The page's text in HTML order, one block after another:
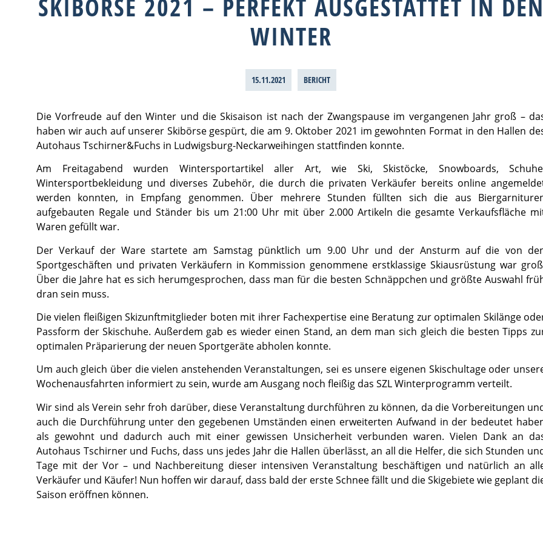
SKIBÖRSE 2021 – PERFEKT AUSGESTATTET IN DEN
WINTER
15.11.2021 BERICHT
Die Vorfreude auf den Winter und die Skisaison ist nach der Zwangspause im vergangenen Jahr groß –
haben wir auch auf unserer Skibörse gespürt, die am 9. Oktober 2021 im gewohnten Format in den Hallen
Autohaus Tschirner&Fuchs in Ludwigsburg-Neckarweihingen stattfinden konnte.
Am Freitagabend wurden Wintersportartikel aller Art, wie Ski, Skistöcke, Snowboards,
Wintersportbekleidung und diverses Zubehör, die durch die privaten Verkäufer bereits online
werden konnten, in Empfang genommen. Über mehrere Stunden füllten sich die aus
aufgebauten Regale und Ständer bis um 21:00 Uhr mit über 2.000 Artikeln die gesamte Verkaufsfläche
Waren gefüllt war.
Der Verkauf der Ware startete am Samstag pünktlich um 9.00 Uhr und der Ansturm auf die von
Sportgeschäften und privaten Verkäufern in Kommission genommene erstklassige Skiausrüstung war
Über die Jahre hat es sich herumgesprochen, dass man für die besten Schnäppchen und größte Auswahl
dran sein muss.
Die vielen fleißigen Skizunftmitglieder boten mit ihrer Fachexpertise eine Beratung zur optimalen Skilänge
Passform der Skischuhe. Außerdem gab es wieder einen Stand, an dem man sich gleich die besten Tipps
optimalen Präparierung der neuen Sportgeräte abholen konnte.
Um auch gleich über die vielen anstehenden Veranstaltungen, sei es unsere eigenen Skischultage oder
Wochenausfahrten informiert zu sein, wurde am Ausgang noch fleißig das SZL Winterprogramm verteilt.
Wir sind als Verein sehr froh darüber, diese Veranstaltung durchführen zu können, da die Vorbereitungen
auch die Durchführung unter den gegebenen Umständen einen erweiterten Aufwand in der bedeutet
als gewohnt und dadurch auch mit einer gewissen Unsicherheit verbunden waren. Vielen Dank an
Autohaus Tschirner und Fuchs, dass uns jedes Jahr die Hallen überlässt, an all die Helfer, die sich Stunden
Tage mit der Vor – und Nachbereitung dieser intensiven Veranstaltung beschäftigen und natürlich an
Verkäufer und Käufer! Nun hoffen wir darauf, dass bald der erste Schnee fällt und die Skigebiete wie geplant
Saison eröffnen können.